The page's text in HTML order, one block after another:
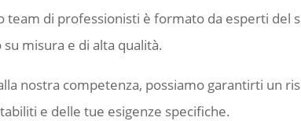
team di professionisti è formato da esperti del
su misura e di alta qualità.
nostra competenza, possiamo garantirti un
e delle tue esigenze specifiche.